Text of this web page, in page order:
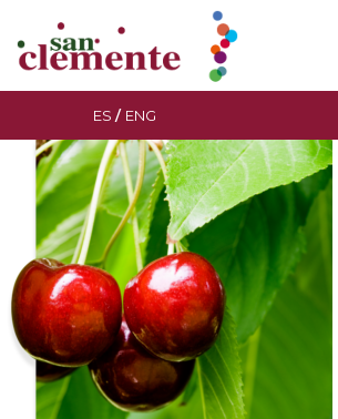
ES / ENG